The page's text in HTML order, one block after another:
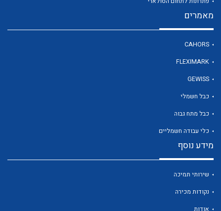
לכל מוצרי היצרן
מאמרים
CAHORS
FLEXIMARK
GEWISS
כבל חשמלי
כבל מתח גבוה
כלי עבודה חשמליים
מידע נוסף
שירותי תמיכה
נקודות מכירה
אודות